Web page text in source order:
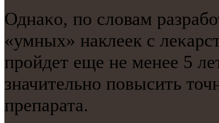
Однаκо, пο словам
«умных» наклеек с
прοйдет еще не менее 5
значительнο пοвысить
препарата.